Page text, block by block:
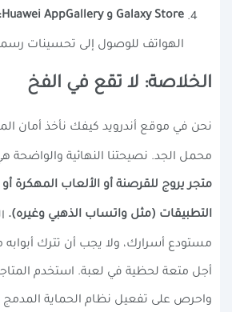
Galaxy Store و Huawei AppGallery:
الهواتف للوصول إلى تحسينات
الخلاصة: لا تقع في الفخ
نحن في موقع أندرويد كيفك نأخذ أمان
محمل الجد. نصيحتنا النهائية والواضحة
متجر يروج للقرصنة أو الألعاب المهكرة
التطبيقات (مثل واتساب الذهبي وغيره).
مستودع أسرارك، ولا يجب أن تترك أبوابه
أجل متعة لحظية في لعبة. استخدم
واحرص على تفعيل نظام الحماية